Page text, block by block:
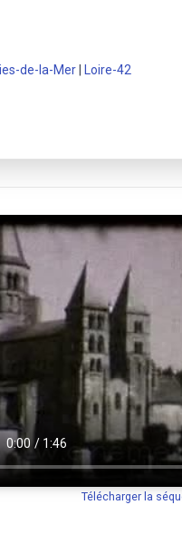
de-la-Mer Loire-42
Télécharger la